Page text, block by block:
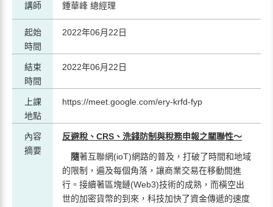
講師 鍾華峰 總經理
起始
時間
2022年06月22日
結束
時間
2022年06月22日
上課
地點
https://meet.google.com/ery-krfd-fyp
內容
摘要
反避稅 、CRS、洗錢防制與稅務申報之關聯性～
隨著互聯網(ioT)網路的普及，打破了時間和地域
的限制，遍及每個角落，讓商業交易在移動間進
行。接續著區塊鏈(Web3)技術的成熟，而橫空出
世的加密貨幣的到來，科技加快了資金傳遞的速度